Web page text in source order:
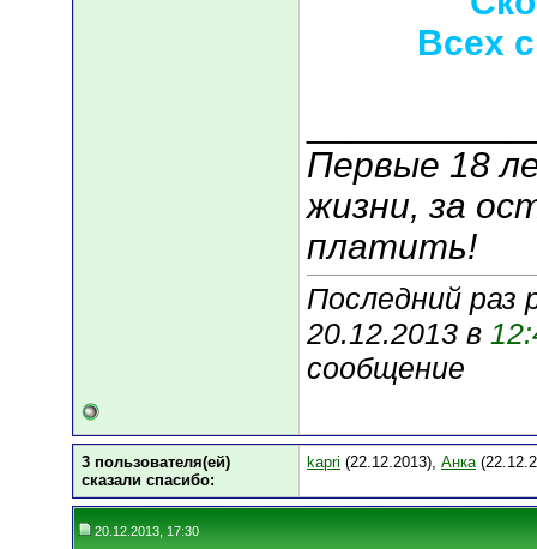
Всех
Первые 18
жизни, за
платить!
Последний раз
20.12.2013 в
сообщение
3 пользователя(ей)
сказали cпасибо:
kapri (22.12.2013), Анка
20.12.2013, 17:30